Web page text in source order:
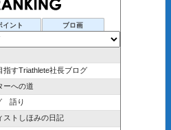
イント ブロ画
指すTriathlete社長ブログ
ーへの道
語り
ストしほみの日記